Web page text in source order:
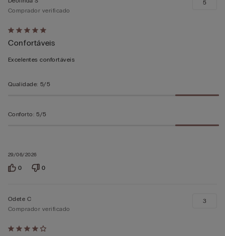
Atribuiu
5
em
29/06/2026
Comprador verificado
Confortáveis
Excelentes confortáveis
5
Qualidade: 5/5
Conforto: 5/5
0 0
Atribuiu
Odete C
Comprador verificado
3